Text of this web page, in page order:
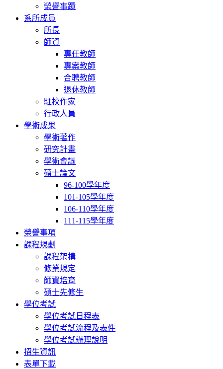
榮譽事蹟
系所成員
所長
師資
專任教師
專案教師
合聘教師
退休教師
駐校作家
行政人員
學術成果
學術著作
研究計畫
學術會議
碩士論文
96-100學年度
101-105學年度
106-110學年度
111-115學年度
榮譽事項
課程規劃
課程架構
修業規定
師資培育
碩士先修生
學位考試
學位考試日程表
學位考試流程及表件
學位考試辦理說明
招生資訊
表單下載